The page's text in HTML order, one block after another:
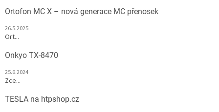
Ortofon MC X – nová generace MC přenosek
26.5.2025
Ort...
Onkyo TX-8470
25.6.2024
Zce...
TESLA na htpshop.cz